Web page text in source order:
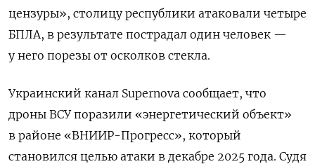
цензуры», столицу республики атаковали четыре
БПЛА, в результате пострадал один человек —
у него порезы от осколков стекла.
Украинский канал Supernova сообщает, что
дроны ВСУ поразили «энергетический объект»
в районе «ВНИИР-Прогресс», который
становился целью атаки в декабре 2025 года. Судя